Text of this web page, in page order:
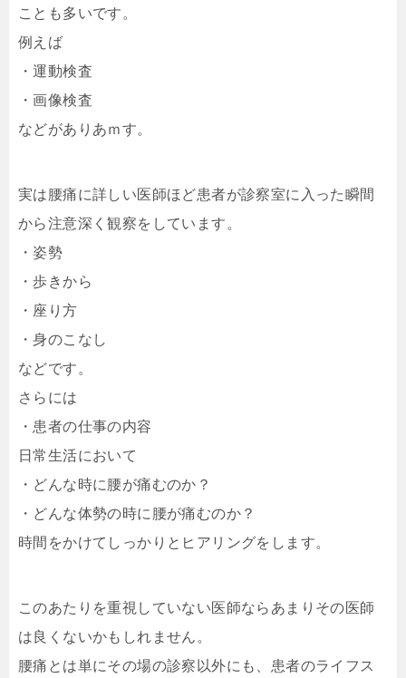
ことも多いです。
例えば
・運動検査
・画像検査
などがありあｍす。
実は腰痛に詳しい医師ほど患者が診察室に入った瞬間
から注意深く観察をしています。
・姿勢
・歩きから
・座り方
・身のこなし
などです。
さらには
・患者の仕事の内容
日常生活において
・どんな時に腰が痛むのか？
・どんな体勢の時に腰が痛むのか？
時間をかけてしっかりとヒアリングをします。
このあたりを重視していない医師ならあまりその医師
は良くないかもしれません。
腰痛とは単にその場の診察以外にも、患者のライフス